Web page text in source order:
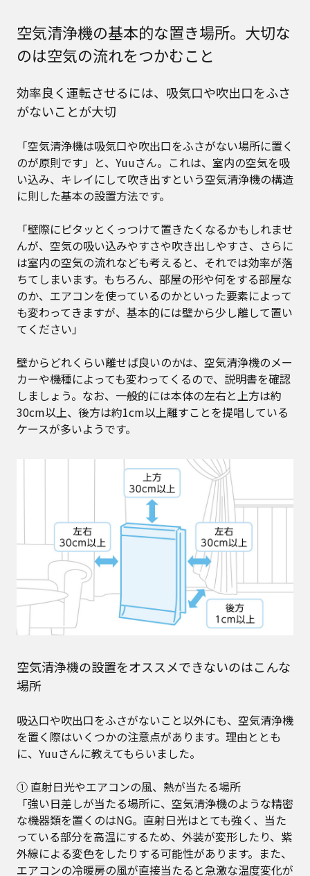
空気清浄機の基本的な置き場所。大切な
のは空気の流れをつかむこと
効率良く運転させるには、吸気口や吹出口をふさ
がないことが大切
「空気清浄機は吸気口や吹出口をふさがない場所に置く
のが原則です」と、Yuuさん。これは、室内の空気を吸
い込み、キレイにして吹き出すという空気清浄機の構造
に則した基本の設置方法です。
「壁際にピタッとくっつけて置きたくなるかもしれませ
んが、空気の吸い込みやすさや吹き出しやすさ、さらに
は室内の空気の流れなども考えると、それでは効率が落
ちてしまいます。もちろん、部屋の形や何をする部屋な
のか、エアコンを使っているのかといった要素によって
も変わってきますが、基本的には壁から少し離して置い
てください」
壁からどれくらい離せば良いのかは、空気清浄機のメー
カーや機種によっても変わってくるので、説明書を確認
しましょう。なお、一般的には本体の左右と上方は約
30cm以上、後方は約1cm以上離すことを提唱している
ケースが多いようです。
空気清浄機の設置をオススメできないのはこんな
場所
吸込口や吹出口をふさがないこと以外にも、空気清浄機
を置く際はいくつかの注意点があります。理由ととも
に、Yuuさんに教えてもらいました。
① 直射日光やエアコンの風、熱が当たる場所
「強い日差しが当たる場所に、空気清浄機のような精密
な機器類を置くのはNG。直射日光はとても強く、当た
っている部分を高温にするため、外装が変形したり、紫
外線による変色をしたりする可能性があります。また、
エアコンの冷暖房の風が直接当たると急激な温度変化が